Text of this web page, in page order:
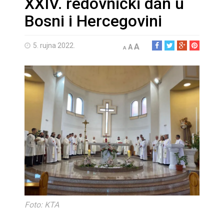
Bosni i Hercegovini
5. rujna 2022. A AA
Foto: KTA